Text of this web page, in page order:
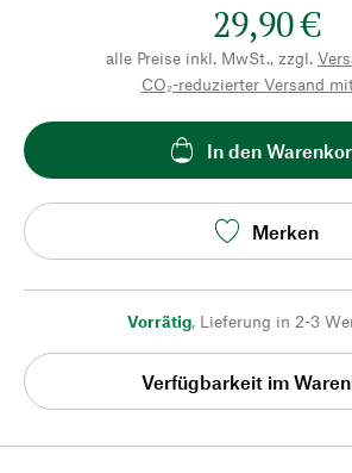
29,90 €
alle Preise inkl. MwSt., zzgl.
CO₂-reduzierter Versand
In den
Merken
Vorrätig, Lieferung in 2-3
Verfügbarkeit im